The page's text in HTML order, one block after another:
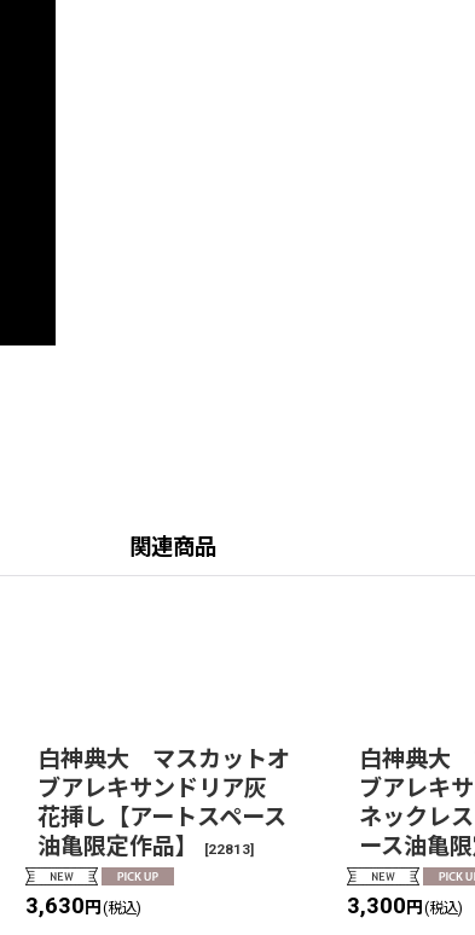
関連商品
白神典大 マスカットオ
ブアレキサンドリア灰
花挿し【アートスペース
油亀限定作品】
[22813]
3,630円 (税込)
白神典大
ブアレキ
ネックレ
ース油亀限
3,300円 (税込)